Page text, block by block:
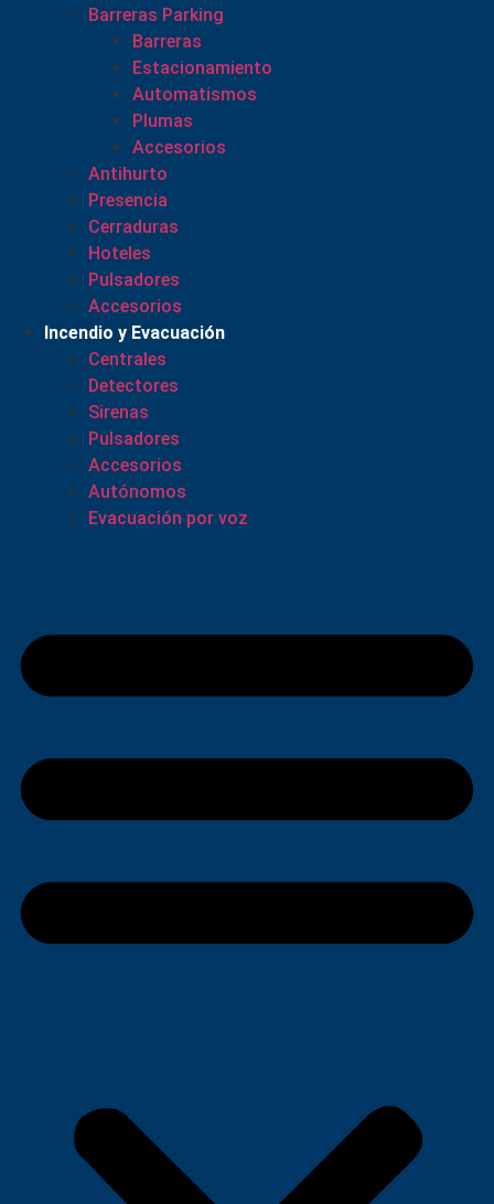
Barreras Parking
Barreras
Estacionamiento
Automatismos
Plumas
Accesorios
Antihurto
Presencia
Cerraduras
Hoteles
Pulsadores
Accesorios
Incendio y Evacuación
Centrales
Detectores
Sirenas
Pulsadores
Accesorios
Autónomos
Evacuación por voz